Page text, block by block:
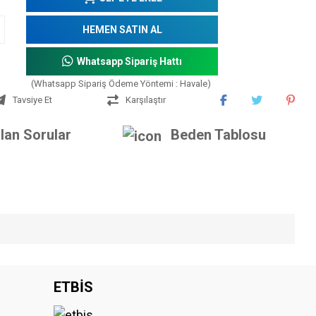
HEMEN SATIN AL
Whatsapp Sipariş Hattı
(Whatsapp Sipariş Ödeme Yöntemi : Havale)
Tavsiye Et
Karşılaştır
Sorular Beden Tablosu
ETBİS